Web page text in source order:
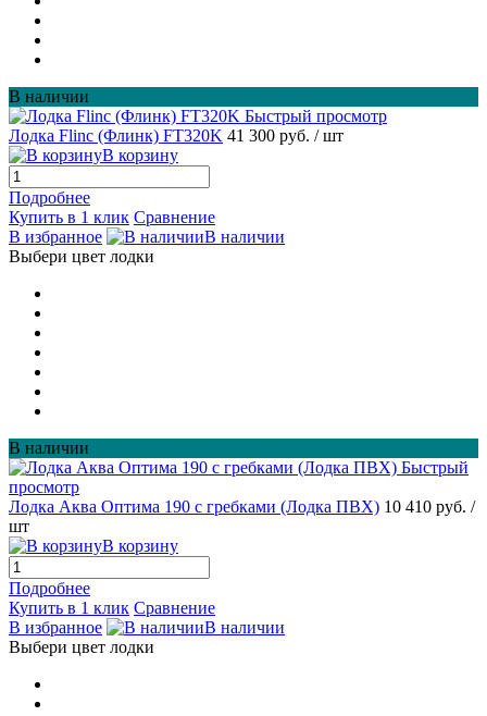
В наличии
Быстрый просмотр
Лодка Flinc (Флинк) FT320K 41 300 руб. / шт
В корзину
Подробнее
Купить в 1 клик Сравнение
В избранное
В наличии
Выбери цвет лодки
В наличии
Быстрый
просмотр
Лодка Аква Оптима 190 с гребками (Лодка ПВХ) 10 410 руб. /
шт
В корзину
Подробнее
Купить в 1 клик Сравнение
В избранное
В наличии
Выбери цвет лодки